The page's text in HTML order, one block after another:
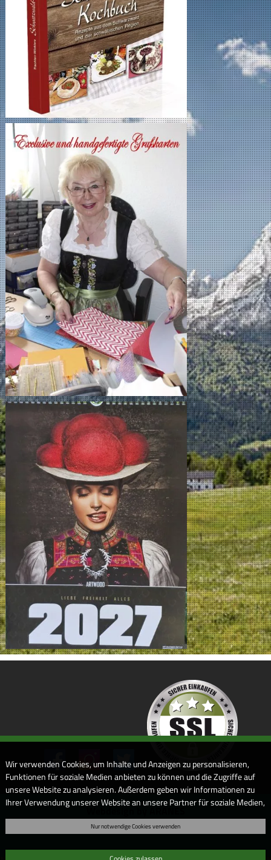
Webdesign by ARANES
Wir verwenden Cookies, um Inhalte und Anzeigen zu personalisieren,
Funktionen für soziale Medien anbieten zu können und die Zugriffe auf
unsere Website zu analysieren. Außerdem geben wir Informationen zu
Ihrer Verwendung unserer Website an unsere Partner für soziale Medien,
Informationen möglicherweise mit weiteren Daten zusammen, die Sie
Dienste gesammelt haben. Sofern Sie uns Ihre Einwilligung geben,
Nur notwendige Cookies verwenden